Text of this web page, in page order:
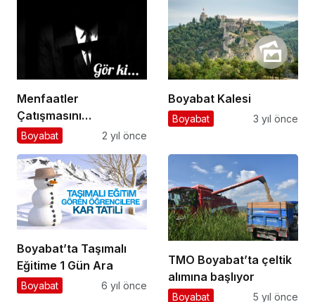
Menfaatler
Çatışmasını…
Boyabat 2 yıl önce
Boyabat Kalesi
Boyabat 3 yıl önce
Boyabat’ta Taşımalı
Eğitime 1 Gün Ara
Boyabat 6 yıl önce
TMO Boyabat’ta çeltik
alımına başlıyor
Boyabat 5 yıl önce